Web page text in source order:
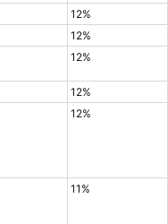
12%
12%
12%
12%
12%
11%